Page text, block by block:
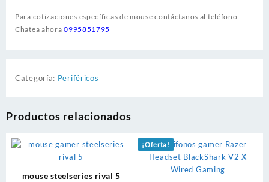
Para cotizaciones específicas de mouse contáctanos al teléfono:
Chatea ahora0995851795
Categoría: Periféricos
Productos relacionados
mouse steelseries rival 5
¡Oferta!